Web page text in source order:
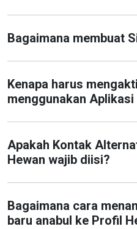
Bagaimana membuat
Kenapa harus
menggunakan Aplikasi
Apakah Kontak
Hewan wajib diisi?
Bagaimana cara
baru anabul ke Profil